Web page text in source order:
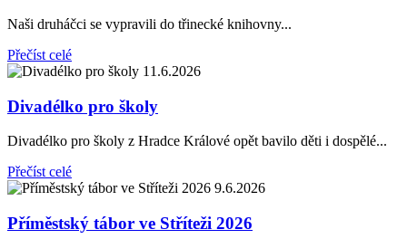
Naši druháčci se vypravili do třinecké knihovny...
Přečíst celé
11.6.2026
Divadélko pro školy
Divadélko pro školy z Hradce Králové opět bavilo děti i dospělé...
Přečíst celé
9.6.2026
Příměstský tábor ve Stříteži 2026